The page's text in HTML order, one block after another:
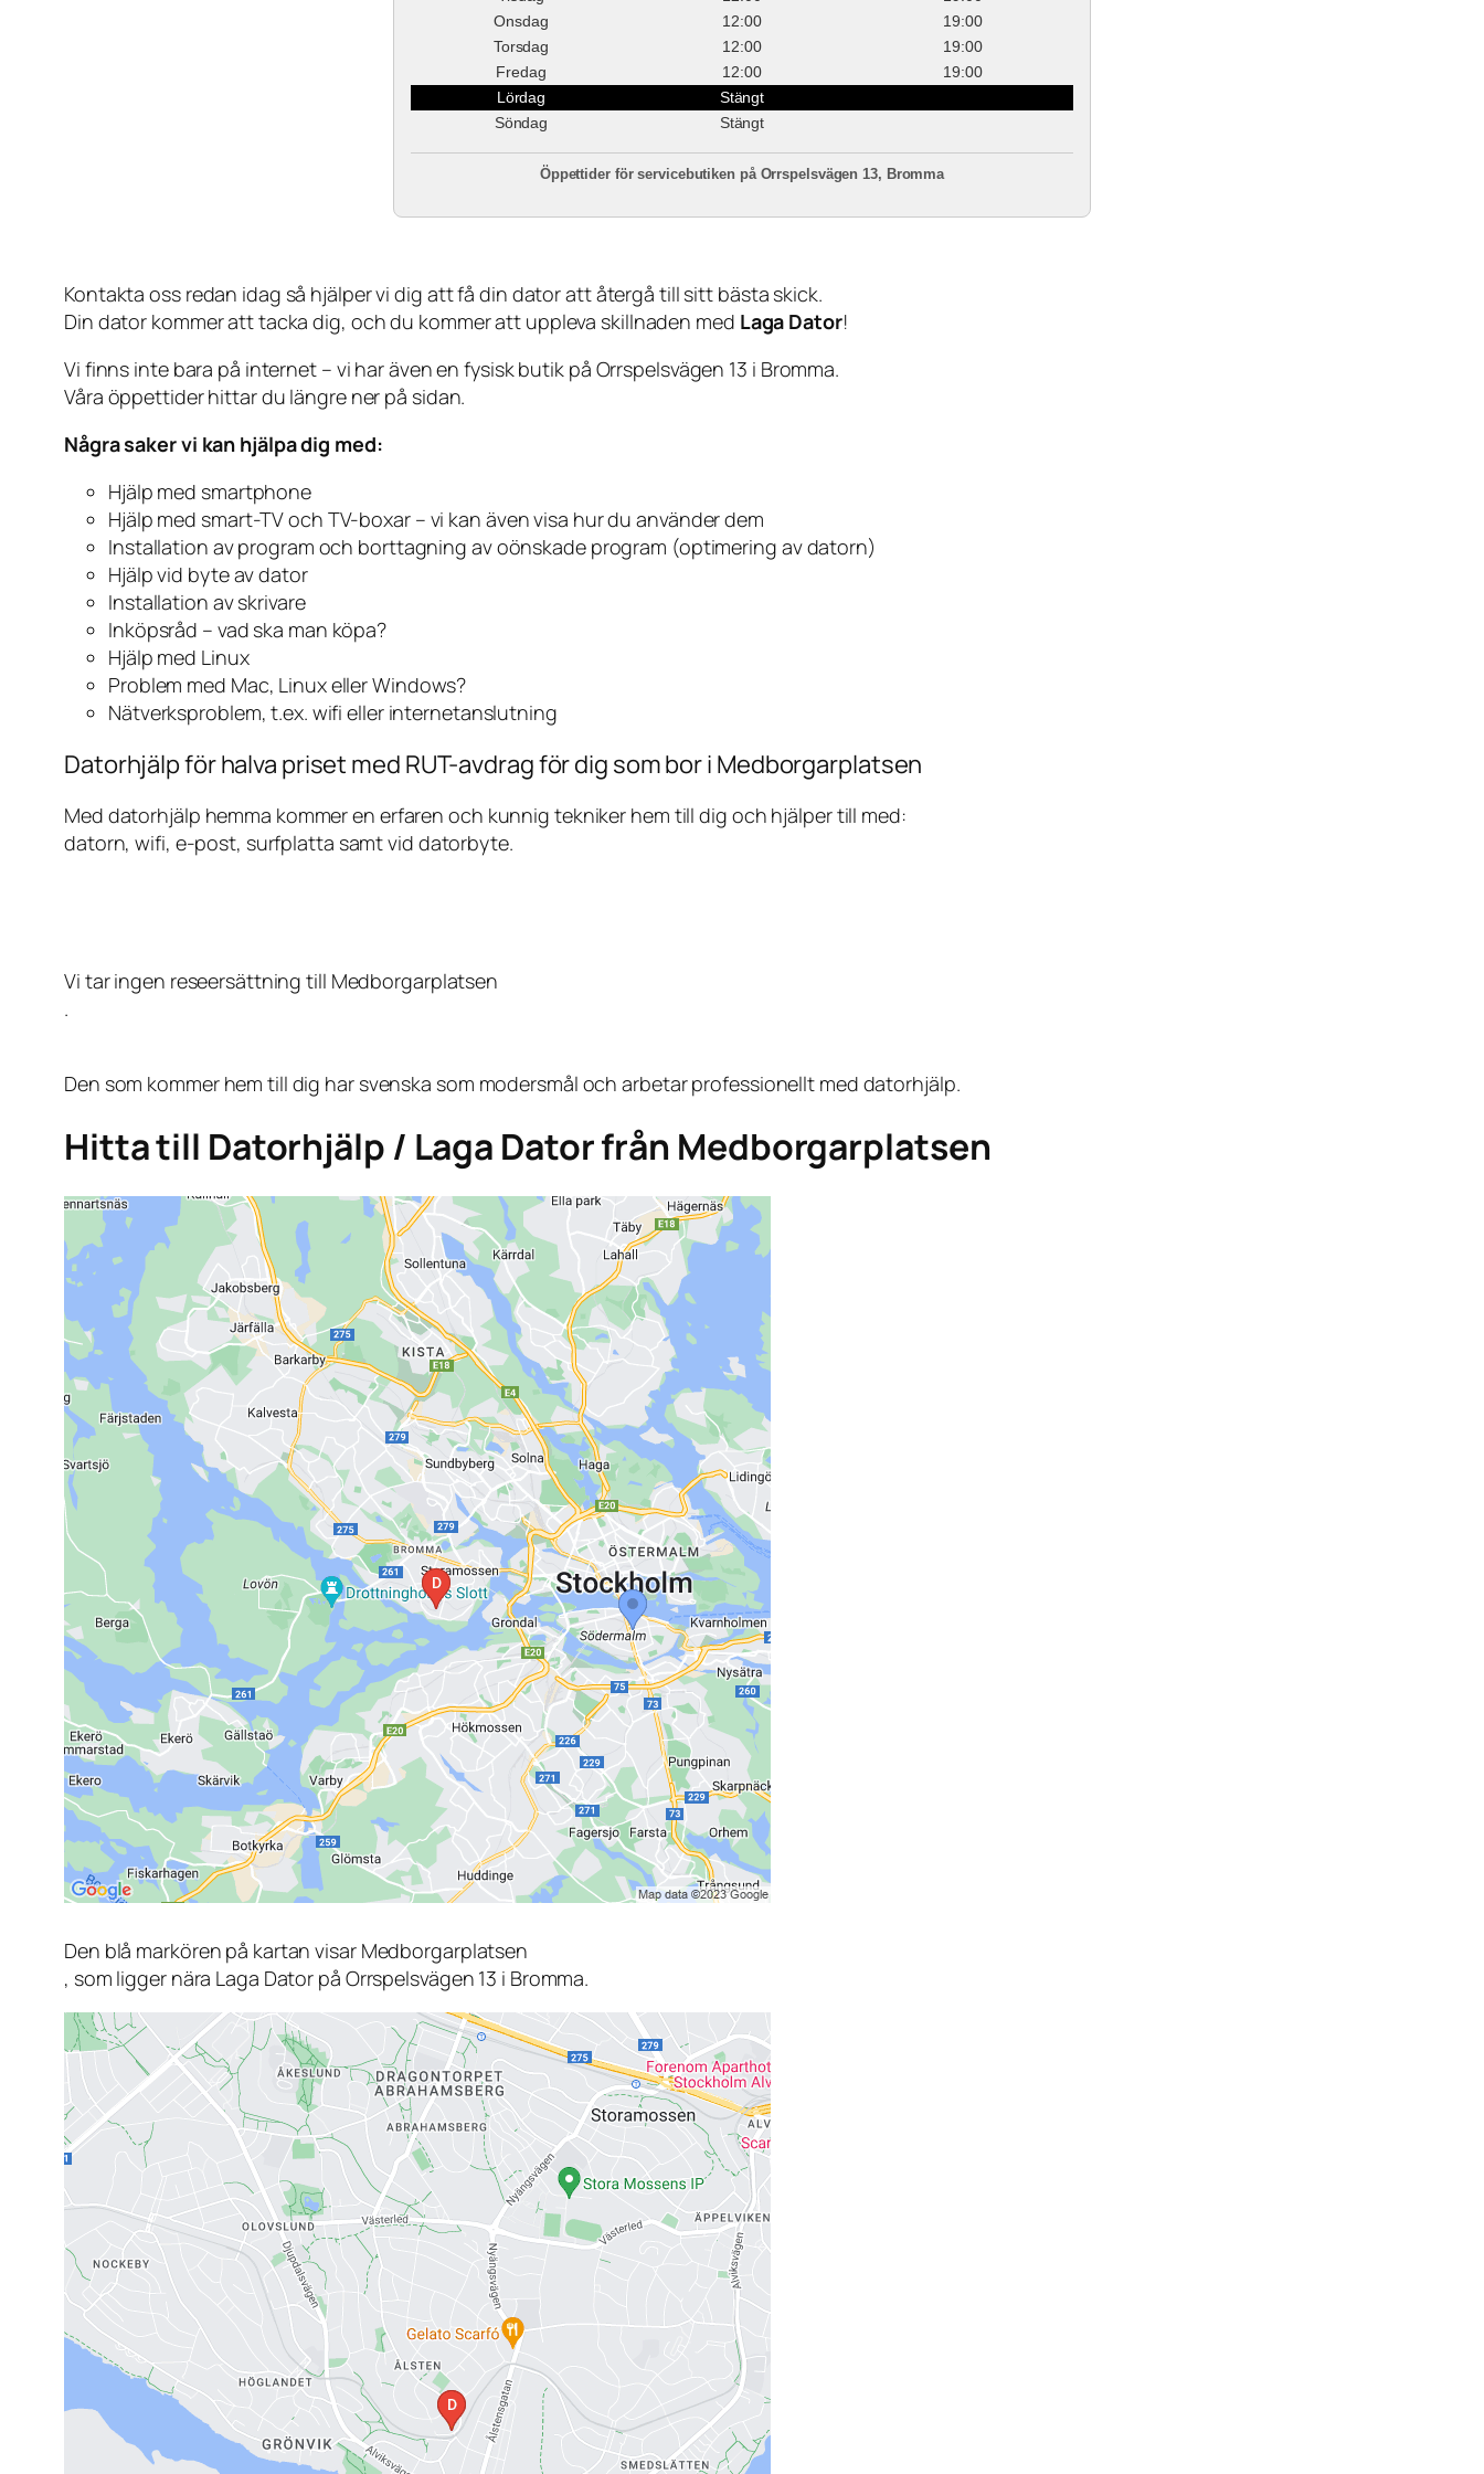
Onsdag
12:00
19:00
Torsdag
12:00
19:00
Fredag
12:00
19:00
Lördag
Stängt
Söndag
Stängt
Öppettider för servicebutiken på Orrspelsvägen 13, Bromma
Kontakta oss redan idag så hjälper vi dig att få din dator att återgå till sitt bästa skick.
Din dator kommer att tacka dig, och du kommer att uppleva skillnaden med Laga Dator!
Vi finns inte bara på internet – vi har även en fysisk butik på Orrspelsvägen 13 i Bromma.
Våra öppettider hittar du längre ner på sidan.
Några saker vi kan hjälpa dig med:
Hjälp med smartphone
Hjälp med smart-TV och TV-boxar – vi kan även visa hur du använder dem
Installation av program och borttagning av oönskade program (optimering av datorn)
Hjälp vid byte av dator
Installation av skrivare
Inköpsråd – vad ska man köpa?
Hjälp med Linux
Problem med Mac, Linux eller Windows?
Nätverksproblem, t.ex. wifi eller internetanslutning
Datorhjälp för halva priset med RUT-avdrag för dig som bor i Medborgarplatsen
Med datorhjälp hemma kommer en erfaren och kunnig tekniker hem till dig och hjälper till med:
datorn, wifi, e-post, surfplatta samt vid datorbyte.
Vi tar ingen reseersättning till Medborgarplatsen
.
Den som kommer hem till dig har svenska som modersmål och arbetar professionellt med datorhjälp.
Hitta till Datorhjälp / Laga Dator från Medborgarplatsen
Den blå markören på kartan visar Medborgarplatsen
, som ligger nära Laga Dator på Orrspelsvägen 13 i Bromma.